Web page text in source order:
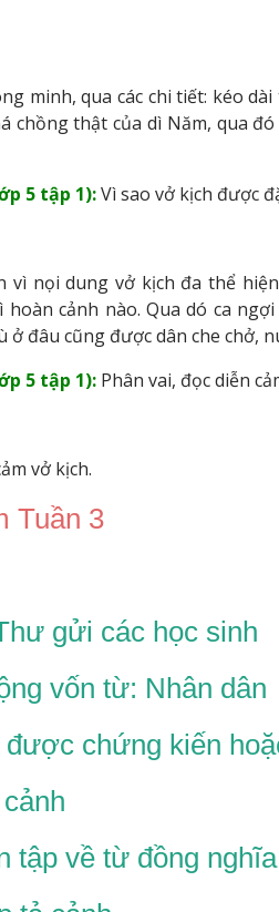
minh, qua các chi tiết: kéo
chồng thật của dì Năm, qua
5 tập 1):Vì sao vở kịch được
vì nọi dung vở kịch đa thể
cảnh nào. Qua dó ca
ở đâu cũng được dân che chở,
5 tập 1): Phân vai, đọc diễn
vở kịch.
Tuần 3
gửi các học sinh
vốn từ: Nhân dân
chứng kiến
tập về từ đồng nghĩa